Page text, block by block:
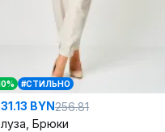
#СТИЛЬНО
BYN256.81
Брюки